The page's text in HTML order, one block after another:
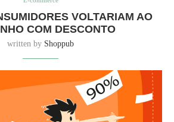
VOLTARIAM AO
COM DESCONTO
written by Shoppub